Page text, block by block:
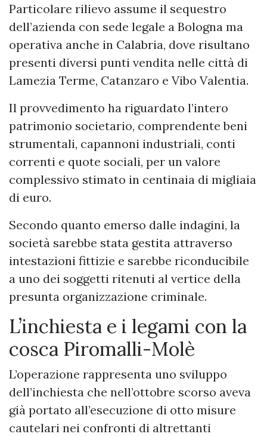
Particolare rilievo assume il sequestro
dell’azienda con sede legale a Bologna ma
operativa anche in Calabria, dove risultano
presenti diversi punti vendita nelle città di
Lamezia Terme, Catanzaro e Vibo Valentia.
Il provvedimento ha riguardato l’intero
patrimonio societario, comprendente beni
strumentali, capannoni industriali, conti
correnti e quote sociali, per un valore
complessivo stimato in centinaia di migliaia
di euro.
Secondo quanto emerso dalle indagini, la
società sarebbe stata gestita attraverso
intestazioni fittizie e sarebbe riconducibile
a uno dei soggetti ritenuti al vertice della
presunta organizzazione criminale.
L’inchiesta e i legami con la
cosca Piromalli-Molè
L’operazione rappresenta uno sviluppo
dell’inchiesta che nell’ottobre scorso aveva
già portato all’esecuzione di otto misure
cautelari nei confronti di altrettanti